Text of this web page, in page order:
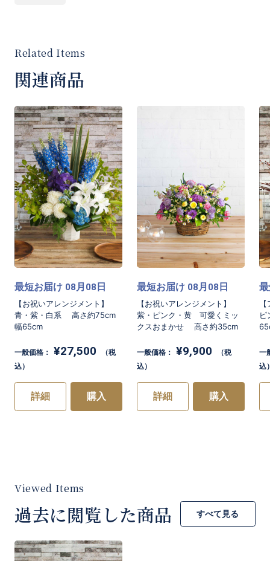
ご入力をお願いいたします。
関連商品
【お祝いアレンジメント】
青・紫・白系 高さ約75cm
幅65cm
最短お届け 08月 08 日
一般価格： ¥27,500
（税
込）
詳細 購入
【お祝いアレンジメント】
紫・ピンク・黄 可愛くミッ
クスおまかせ 高さ約35cm
最短お届け 08月 08 日
一般価格： ¥9,900
（税
込）
詳細 購入
ピ
一
込
過去に閲覧した商品 すべて見る